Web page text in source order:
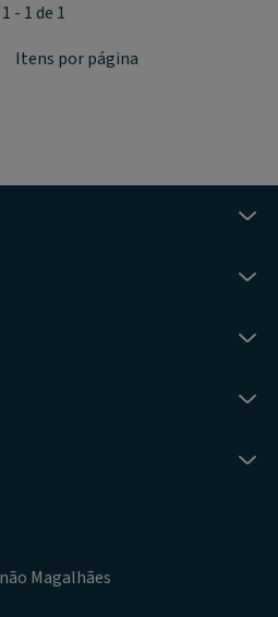
24Itens por página
1 - 1 de 1
Magalhães